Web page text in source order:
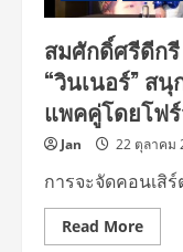
สมศักดิ์ศรีดีกรี
“วินเนอร์” ส
แพคคู่โดยโฟ
Jan 22 ตุลาคม
การจะจัดคอนเสิ
Read MoreRead
more